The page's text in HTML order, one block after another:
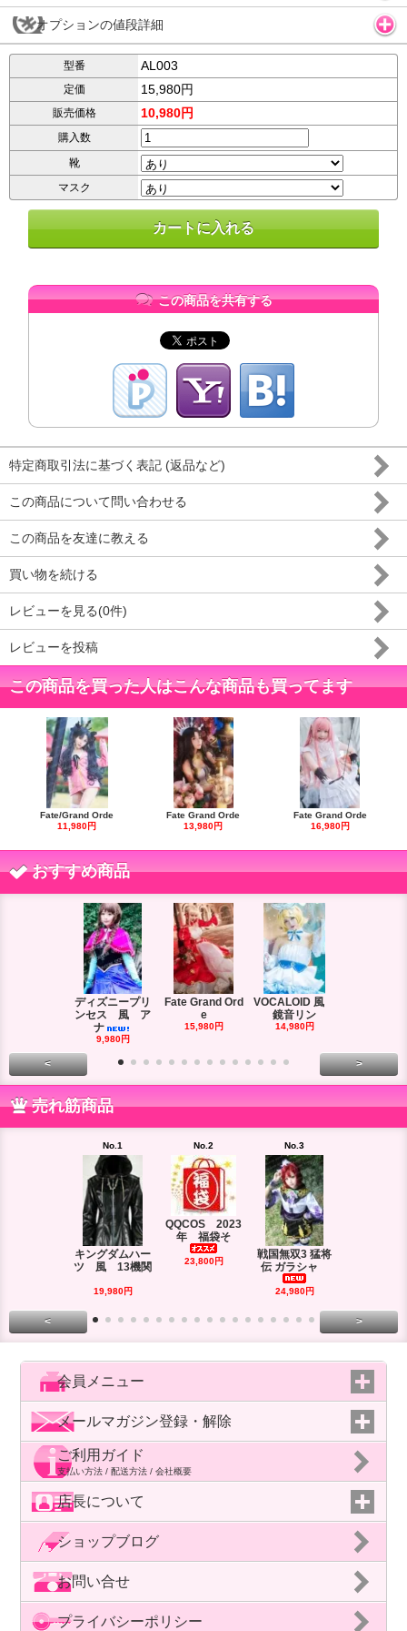
オプションの値段詳細
型番 AL003
定価 15,980円
販売価格 10,980円
購入数
靴
マスク
この商品を共有する
特定商取引法に基づく表記 (返品など)
この商品について問い合わせる
この商品を友達に教える
買い物を続ける
レビューを見る(0件)
レビューを投稿
この商品を買った人はこんな商品も買ってます
Fate/Grand Orde
11,980円
Fate Grand Orde
13,980円
Fate Grand Orde
16,980円
おすすめ商品
ディズニープリ
ンセス 風 ア
ナ
9,980円
Fate Grand Ord
e
15,980円
VOCALOID 風
鏡音リン
14,980円
< >
売れ筋商品
No.1
キングダムハー
ツ 風 13機関
19,980円
No.2
QQCOS 2023
年 福袋そ
23,800円
No.3
戦国無双3 猛将
伝 ガラシャ
24,980円
< >
会員メニュー
メールマガジン登録・解除
ご利用ガイド
支払い方法 / 配送方法 / 会社概要
店長について
ショップブログ
お問い合せ
プライバシーポリシー